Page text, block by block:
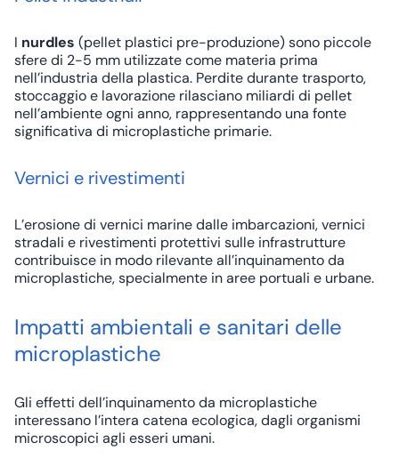
I nurdles (pellet plastici pre-produzione) sono piccole
sfere di 2-5 mm utilizzate come materia prima
nell’industria della plastica. Perdite durante trasporto,
stoccaggio e lavorazione rilasciano miliardi di pellet
nell’ambiente ogni anno, rappresentando una fonte
significativa di microplastiche primarie.
Vernici e rivestimenti
L’erosione di vernici marine dalle imbarcazioni, vernici
stradali e rivestimenti protettivi sulle infrastrutture
contribuisce in modo rilevante all’inquinamento da
microplastiche, specialmente in aree portuali e urbane.
Impatti ambientali e sanitari delle
microplastiche
Gli effetti dell’inquinamento da microplastiche
interessano l’intera catena ecologica, dagli organismi
microscopici agli esseri umani.